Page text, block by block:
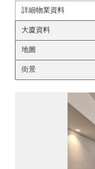
詳細物業資料
大廈資料
地圖
街景